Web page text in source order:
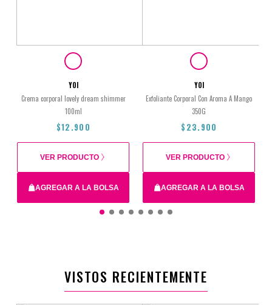
YOI
Crema corporal lovely dream shimmer
100ml
$12.900
AGREGAR A LA BOLSA
VER PRODUCTO
YOI
Exfoliante Corporal Con Aroma A Mango
350G
$23.900
AGREGAR A LA BOLSA
VER PRODUCTO
VISTOS RECIENTEMENTE